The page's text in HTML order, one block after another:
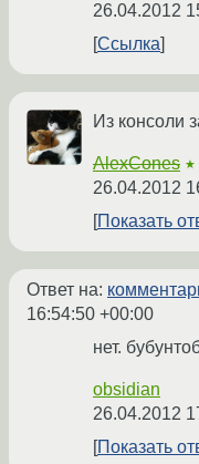
26.04.2012
Ссылка
Из консоли
AlexCones
26.04.2012
Показать
Ответ на:
16:54:50 +00:00
нет.
obsidian
26.04.2012
Показать